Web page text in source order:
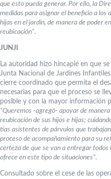
que esto pueda generar. Por ello, la
medidas para asignar el beneficio a los
hijas en el jardín, de manera de poder
reubicación”.
JUNJI
La autoridad hizo hincapié en que
Junta Nacional de Jardines
cierre coordinado que permita el
necesarias para que el proceso se
posible y con la mayor información
“Queremos -agregó- apoyar de
reubicación de sus hijos e hijas;
tías asistentes de párvulos que
proceso de acompañamiento para su
certeza de que se van a entregar
ofrece en este tipo de situaciones”.
Consultado sobre el cese de las